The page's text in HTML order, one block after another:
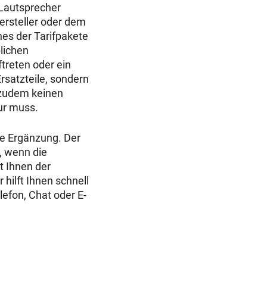
oder dem
der Tarifpakete
oder ein
sondern
keinen
muss.
Ergänzung. Der
wenn die
Ihnen der
hilft Ihnen schnell
Chat oder E-